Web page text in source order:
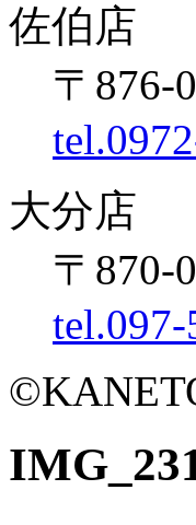
佐伯店
〒876-
大分店
〒870-